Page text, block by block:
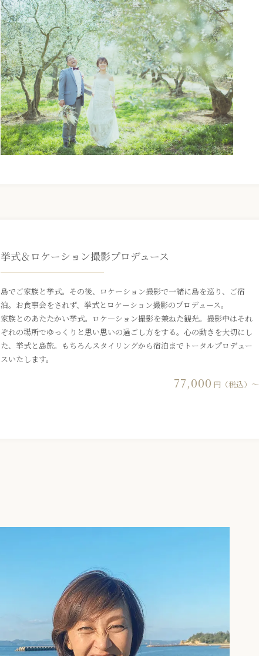
挙式＆ロケーション撮影プロデュース
島でご家族と挙式。その後、ロケーション撮影で一緒に島を巡り、ご宿
泊。お食事会をされず、挙式とロケーション撮影のプロデュース。
家族とのあたたかい挙式。ロケ―ション撮影を兼ねた観光。撮影中はそれ
ぞれの場所でゆっくりと思い思いの過ごし方をする。心の動きを大切にし
た、挙式と島旅。もちろんスタイリングから宿泊までトータルプロデュー
スいたします。
77,000 円（税込）〜